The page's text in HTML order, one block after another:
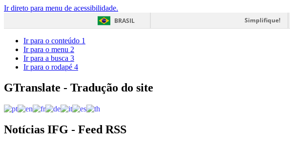
Ir direto para menu de acessibilidade.
BRASIL
Simplifique!
Ir para o conteúdo 1
Ir para o menu 2
Ir para a busca 3
Ir para o rodapé 4
GTranslate - Tradução do site
Notícias IFG - Feed RSS